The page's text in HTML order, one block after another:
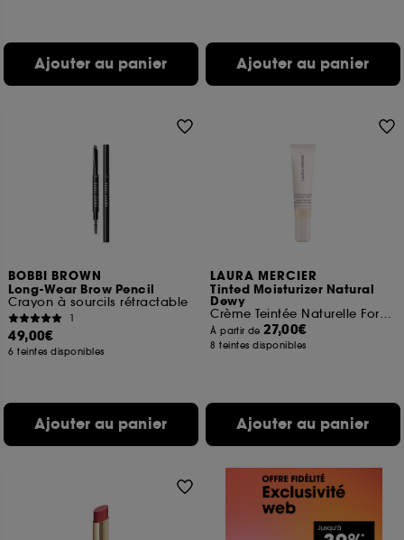
Ajouter au panier Ajouter au panier
BOBBI BROWN
Long-Wear Brow Pencil
Crayon à sourcils rétractable
1
49,00€
6 teintes disponibles
Ajouter au panier
LAURA MERCIER
Tinted Moisturizer Natural
Dewy
Crème Teintée Naturelle Format Voyage
À partir de27,00€
8 teintes disponibles
Ajouter au panier